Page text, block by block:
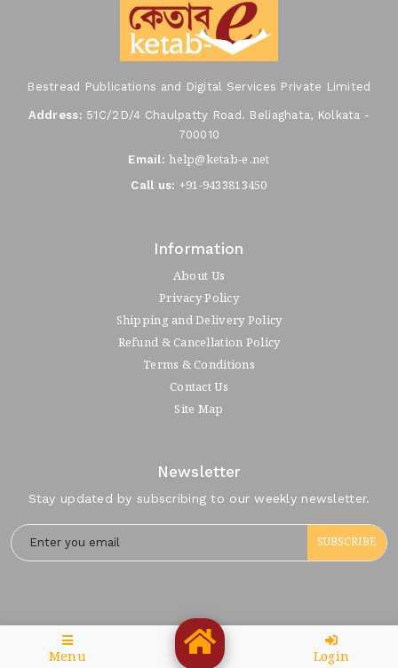
Bestread Publications and Digital Services Private Limited
Address: 51C/2D/4 Chaulpatty Road. Beliaghata, Kolkata -
700010
Email: help@ketab-e.net
Call us: +91-9433813450
Information
About Us
Privacy Policy
Shipping and Delivery Policy
Refund & Cancellation Policy
Terms & Conditions
Contact Us
Site Map
Newsletter
Stay updated by subscribing to our weekly newsletter.
SUBSCRIBE
Menu Login